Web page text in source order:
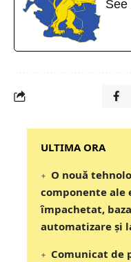
See
‎‎‎‎‎‎‎ULTIMA ORA
O nouă
componente ale
împachetat,
automatizare și
Comunicat de